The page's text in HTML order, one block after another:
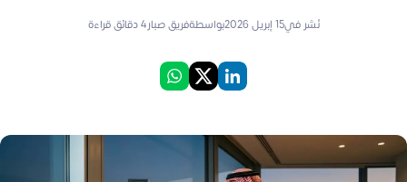
نُشر في15 إبريل 2026 بواسطةفريق صبار4دقائق قراءة